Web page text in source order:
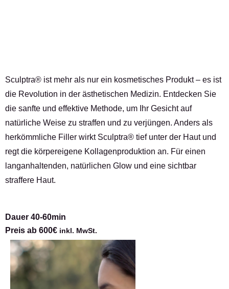
Sculptra® ist mehr als nur ein kosmetisches Produkt – es ist
die Revolution in der ästhetischen Medizin. Entdecken Sie
die sanfte und effektive Methode, um Ihr Gesicht auf
natürliche Weise zu straffen und zu verjüngen. Anders als
herkömmliche Filler wirkt Sculptra® tief unter der Haut und
regt die körpereigene Kollagenproduktion an. Für einen
langanhaltenden, natürlichen Glow und eine sichtbar
straffere Haut.
Dauer 40-60min
Preis ab 600€ inkl. MwSt.